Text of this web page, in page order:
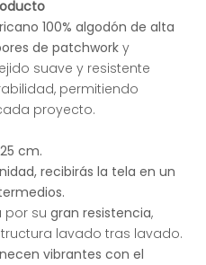
100% algodón de alta
de patchwork y
suave y resistente
permitiendo
proyecto.
cm.
recibirás la tela en un
por su gran resistencia,
lavado tras lavado.
vibrantes con el